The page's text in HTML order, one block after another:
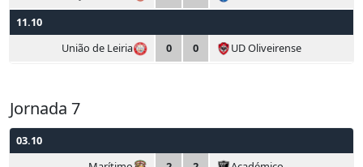
11.10
União de Leiria
0 0 UD Oliveirense
Jornada 7
03.10